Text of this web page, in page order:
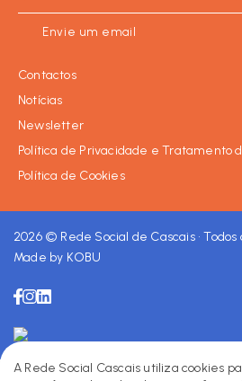
Envie um email
Contactos
Notícias
Newsletter
Política de Privacidade e Tratamento
Política de Cookies
2026 © Rede Social de Cascais •
Made by KOBU
Facebook
Instagram
LinkedIn
A Rede Social Cascais utiliza cookies